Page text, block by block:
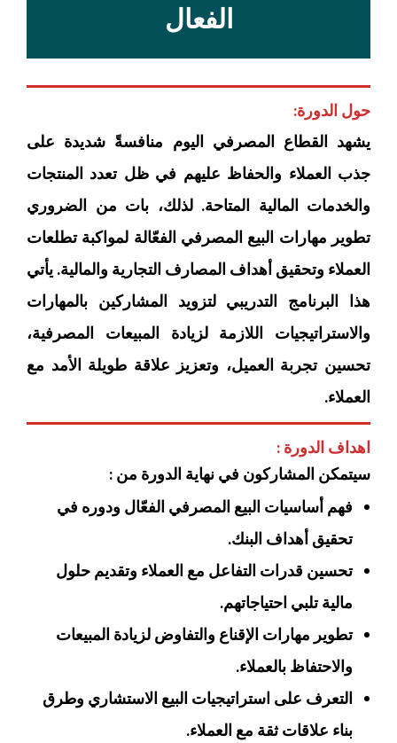
الفعال
حول الدورة:
يشهد القطاع المصرفي اليوم منافسةً شديدة على
جذب العملاء والحفاظ عليهم في ظل تعدد المنتجات
والخدمات المالية المتاحة. لذلك، بات من الضروري
تطوير مهارات البيع المصرفي الفعّالة لمواكبة تطلعات
العملاء وتحقيق أهداف المصارف التجارية والمالية. يأتي
هذا البرنامج التدريبي لتزويد المشاركين بالمهارات
والاستراتيجيات اللازمة لزيادة المبيعات المصرفية،
تحسين تجربة العميل، وتعزيز علاقة طويلة الأمد مع
العملاء.
اهداف الدورة :
سيتمكن المشاركون في نهاية الدورة من :
فهم أساسيات البيع المصرفي الفعّال ودوره في
تحقيق أهداف البنك.
تحسين قدرات التفاعل مع العملاء وتقديم حلول
مالية تلبي احتياجاتهم.
تطوير مهارات الإقناع والتفاوض لزيادة المبيعات
والاحتفاظ بالعملاء.
التعرف على استراتيجيات البيع الاستشاري وطرق
بناء علاقات ثقة مع العملاء.